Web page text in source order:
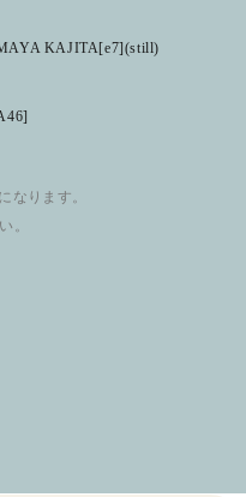
KAJITA[e7](still)
なります。
。